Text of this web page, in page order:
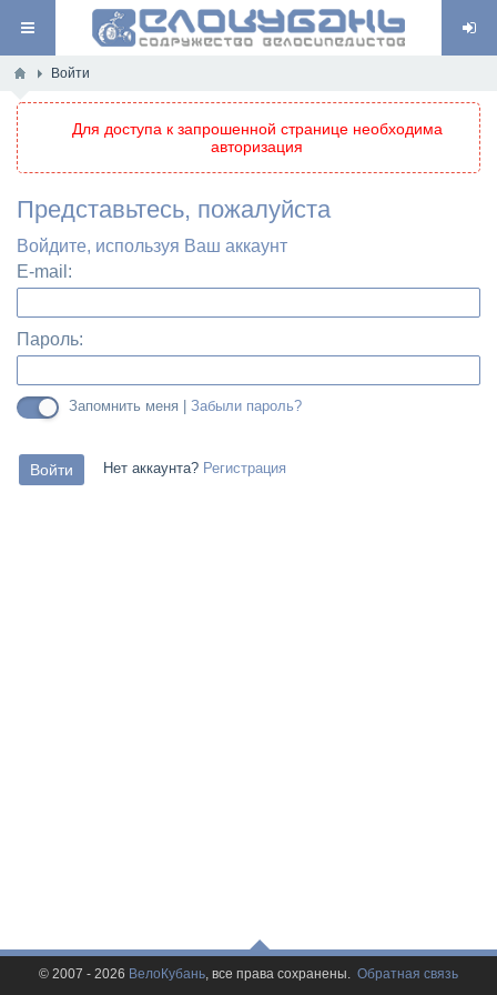
Войти
Для доступа к запрошенной странице необходима
авторизация
Представьтесь, пожалуйста
Войдите, используя Ваш аккаунт
E-mail:
Пароль:
Запомнить меня | Забыли пароль?
Нет аккаунта? Регистрация
© 2007 - 2026 ВелоКубань, все права сохранены. Обратная связь